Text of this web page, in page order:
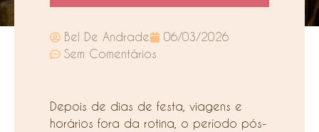
Bel De Andrade
06/03/2026
Sem Comentários
Depois de dias de festa, viagens e
horários fora da rotina, o período pós-